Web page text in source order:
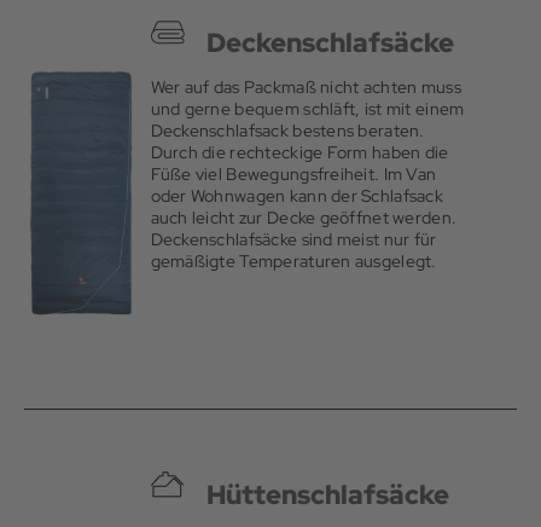
Deckenschlafsäcke
Wer auf das Packmaß nicht achten muss
und gerne bequem schläft, ist mit einem
Deckenschlafsack bestens beraten.
Durch die rechteckige Form haben die
Füße viel Bewegungsfreiheit. Im Van
oder Wohnwagen kann der Schlafsack
auch leicht zur Decke geöffnet werden.
Deckenschlafsäcke sind meist nur für
gemäßigte Temperaturen ausgelegt.
Hüttenschlafsäcke